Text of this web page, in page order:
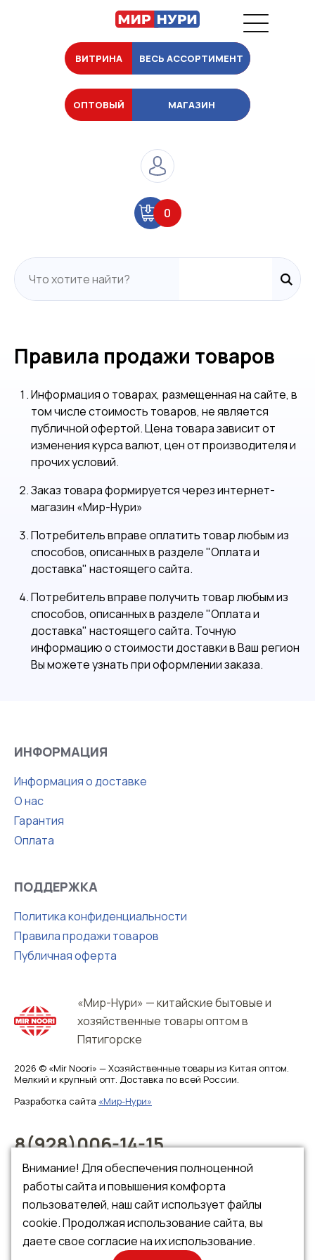
ВИТРИНА ВЕСЬ АССОРТИМЕНТ
ОПТОВЫЙ МАГАЗИН
0
Правила продажи товаров
Информация о товарах, размещенная на сайте, в
том числе стоимость товаров, не является
публичной офертой. Цена товара зависит от
изменения курса валют, цен от производителя и
прочих условий.
Заказ товара формируется через интернет-
магазин «Мир-Нури»
Потребитель вправе оплатить товар любым из
способов, описанных в разделе "Оплата и
доставка" настоящего сайта.
Потребитель вправе получить товар любым из
способов, описанных в разделе "Оплата и
доставка" настоящего сайта. Точную
информацию о стоимости доставки в Ваш регион
Вы можете узнать при оформлении заказа.
«Мир-Нури» — китайские бытовые и
хозяйственные товары оптом в
Пятигорске
2026 © «Mir Noori» — Хозяйственные товары из Китая оптом.
Мелкий и крупный опт. Доставка по всей России.
Разработка сайта «Мир-Нури»
ИНФОРМАЦИЯ
Информация о доставке
О нас
Гарантия
Оплата
ПОДДЕРЖКА
Политика конфиденциальности
Правила продажи товаров
Публичная оферта
8(928)006-14-15
8(928)006-14-16
Внимание! Для обеспечения полноценной
работы сайта и повышения комфорта
пользователей, наш сайт использует файлы
cookie. Продолжая использование сайта, вы
даете свое согласие на их использование.